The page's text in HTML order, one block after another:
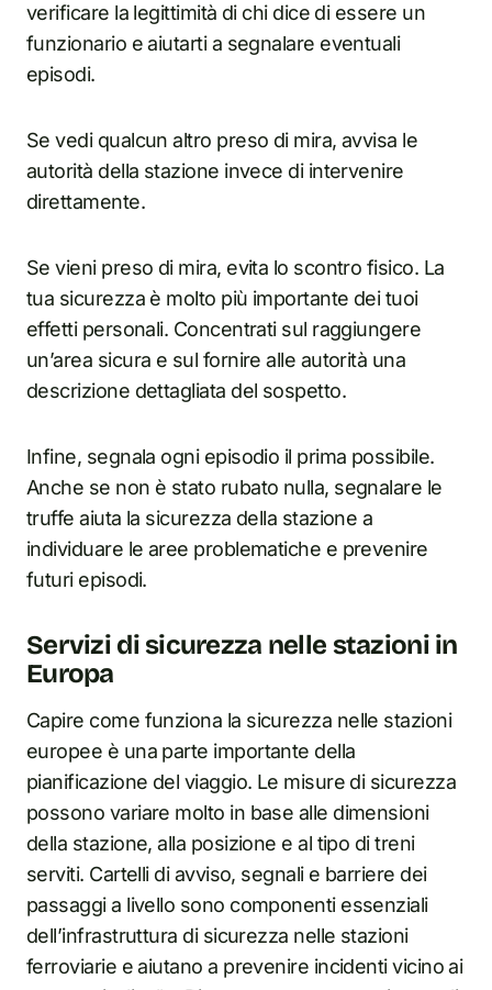
verificare la legittimità di chi dice di essere un
funzionario e aiutarti a segnalare eventuali
episodi.
Se vedi qualcun altro preso di mira, avvisa le
autorità della stazione invece di intervenire
direttamente.
Se vieni preso di mira, evita lo scontro fisico. La
tua sicurezza è molto più importante dei tuoi
effetti personali. Concentrati sul raggiungere
un’area sicura e sul fornire alle autorità una
descrizione dettagliata del sospetto.
Infine, segnala ogni episodio il prima possibile.
Anche se non è stato rubato nulla, segnalare le
truffe aiuta la sicurezza della stazione a
individuare le aree problematiche e prevenire
futuri episodi.
Servizi di sicurezza nelle stazioni in
Europa
Capire come funziona la sicurezza nelle stazioni
europee è una parte importante della
pianificazione del viaggio. Le misure di sicurezza
possono variare molto in base alle dimensioni
della stazione, alla posizione e al tipo di treni
serviti. Cartelli di avviso, segnali e barriere dei
passaggi a livello sono componenti essenziali
dell’infrastruttura di sicurezza nelle stazioni
ferroviarie e aiutano a prevenire incidenti vicino ai